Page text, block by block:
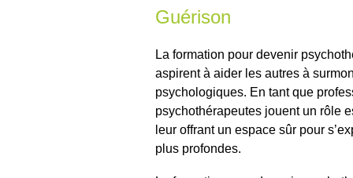
Guérison
La formation pour devenir
aspirent à aider les autres à
psychologiques. En tant que
psychothérapeutes jouent un rôle
leur offrant un espace sûr pour
plus profondes.